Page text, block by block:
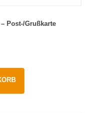
Post-/Grußkarte